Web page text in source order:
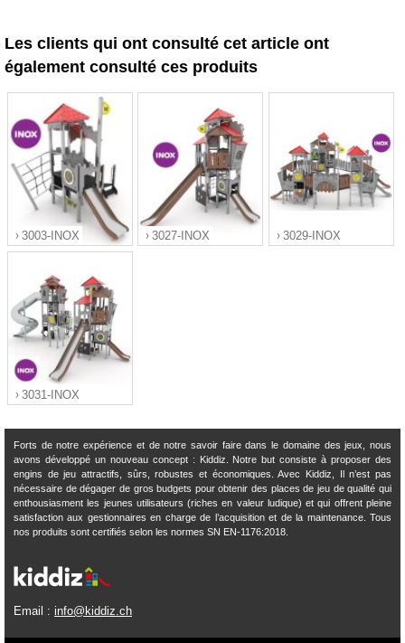
Les clients qui ont consulté cet article ont
également consulté ces produits
3003-INOX
">
3027-INOX 3029-INOX
3031-INOX
">
Forts de notre expérience et de notre savoir faire dans le domaine des jeux, nous
avons développé un nouveau concept : Kiddiz. Notre but consiste à proposer des
engins de jeu attractifs, sûrs, robustes et économiques. Avec Kiddiz, Il n’est pas
nécessaire de dégager de gros budgets pour obtenir des places de jeu de qualité qui
enthousiasment les jeunes utilisateurs (riches en valeur ludique) et qui offrent pleine
satisfaction aux gestionnaires en charge de l’acquisition et de la maintenance. Tous
nos produits sont certifiés selon les normes SN EN-1176:2018.
Email : info@kiddiz.ch